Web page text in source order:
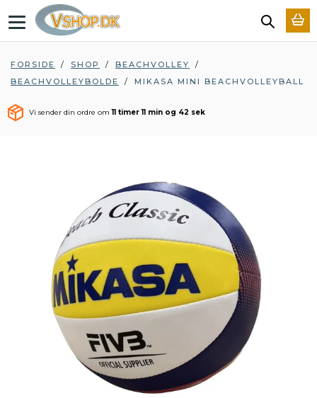
T
g
l
e
a
v
FORSIDE / SHOP / BEACHVOLLEY
/
BEACHVOLLEYBOLDE
/ MIKASA MINI BEACHVOLLEYBALL
Vi sender din ordre om11 timer 11 min og 41 sek